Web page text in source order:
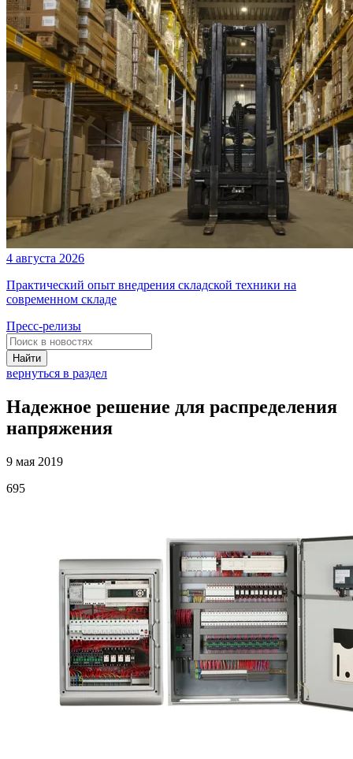
4 августа 2026
Практический опыт внедрения складской техники на
современном складе
Пресс-релизы
Найти
вернуться в раздел
Надежное решение для распределения
напряжения
9 мая 2019
695